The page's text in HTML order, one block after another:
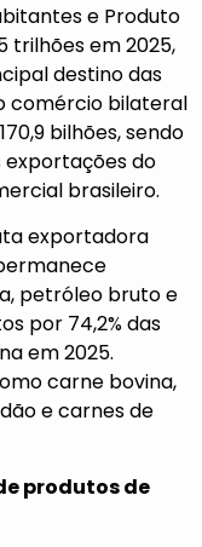
e Produto
trilhões em 2025,
destino das
comércio bilateral
bilhões, sendo
exportações do
brasileiro.
exportadora
petróleo bruto e
por 74,2% das
em 2025.
carne bovina,
e carnes de
produtos de